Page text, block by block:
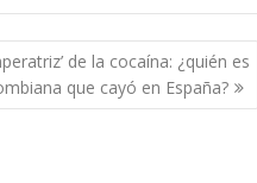
de la cocaína: ¿quién es
que cayó en España?